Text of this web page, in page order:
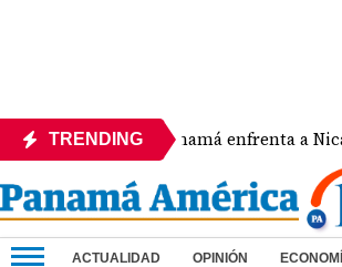
TRENDINGPanamá enfrenta a
ACTUALIDAD OPINIÓN